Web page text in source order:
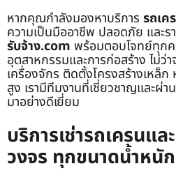
หากคุณกำลังมองหาบริการ รถเค
ความเป็นมืออาชีพ ปลอดภัย และร
รับจ้าง.com พร้อมตอบโจทย์ทุก
อุตสาหกรรมและการก่อสร้าง ไม่ว่
เครื่องจักร ติดตั้งโครงสร้างเห
สูง เรามีทีมงานที่เชี่ยวชาญและผ่า
มาอย่างดีเยี่ยม
บริการเช่ารถเครนแ
วงจร ทุกขนาดน้ำหนัก